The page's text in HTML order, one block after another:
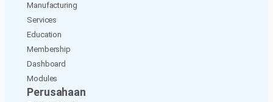
Manufacturing
Services
Education
Membership
Dashboard
Modules
Perusahaan